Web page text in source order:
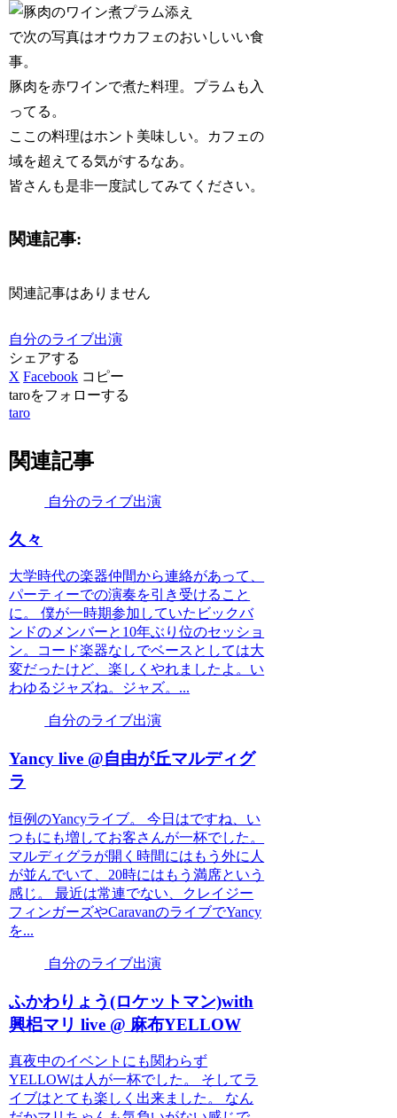
で次の写真はオウカフェのおいしいい食
事。
豚肉を赤ワインで煮た料理。プラムも入
ってる。
ここの料理はホント美味しい。カフェの
域を超えてる気がするなあ。
皆さんも是非一度試してみてください。
関連記事:
関連記事はありません
自分のライブ出演
シェアする
X Facebook コピー
taroをフォローする
taro
関連記事
自分のライブ出演
久々
大学時代の楽器仲間から連絡があって、
パーティーでの演奏を引き受けること
に。 僕が一時期参加していたビックバ
ンドのメンバーと10年ぶり位のセッショ
ン。コード楽器なしでベースとしては大
変だったけど、楽しくやれましたよ。い
わゆるジャズね。ジャズ。...
自分のライブ出演
Yancy live @自由が丘マルディグ
ラ
恒例のYancyライブ。 今日はですね、い
つもにも増してお客さんが一杯でした。
マルディグラが開く時間にはもう外に人
が並んでいて、20時にはもう満席という
感じ。 最近は常連でない、クレイジー
フィンガーズやCaravanのライブでYancy
を...
自分のライブ出演
ふかわりょう(ロケットマン)with
興梠マリ live @ 麻布YELLOW
真夜中のイベントにも関わらず
YELLOWは人が一杯でした。 そしてラ
イブはとても楽しく出来ました。 なん